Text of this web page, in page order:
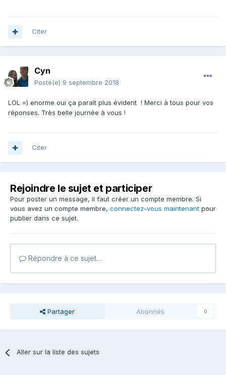
Citer
Cyn
Posté(e) 9 septembre 2018
LOL =) enorme oui ça paraît plus évident ! Merci à tous pour vos
réponses. Très belle journée à vous !
Citer
Rejoindre le sujet et participer
Pour poster un message, il faut créer un compte membre. Si
vous avez un compte membre, connectez-vous maintenant pour
publier dans ce sujet.
Répondre à ce sujet…
Partager Abonnés 0
Aller sur la liste des sujets